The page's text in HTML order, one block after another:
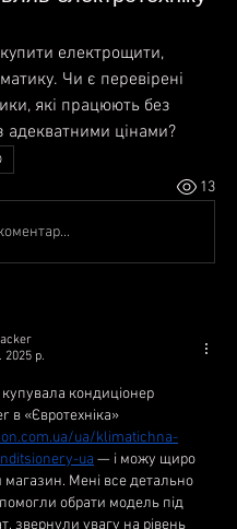
електрощити,
Чи є перевірені
які працюють без
адекватними цінами?
13
2025 р.
кондиціонер
ua/klimatichna-
ua — і можу щиро
Мені все детально
обрати модель під
звернули увагу на рівень